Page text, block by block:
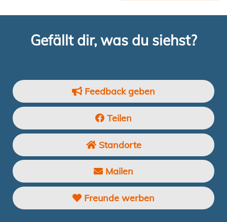
Gefällt dir, was du siehst?
Feedback geben
Teilen
Standorte
Mailen
Freunde werben